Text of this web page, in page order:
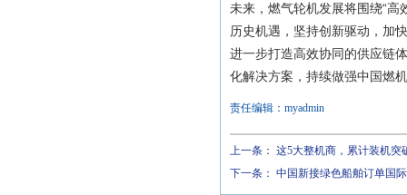
未来，燃气轮机发展将围绕“高
历史机遇，坚持创新驱动，加
进一步打造高效协同的供应链
化解决方案，持续做强中国燃
责任编辑：myadmin
上一条： 这5大整机商，累计装机突
下一条： 中国新接绿色船舶订单国